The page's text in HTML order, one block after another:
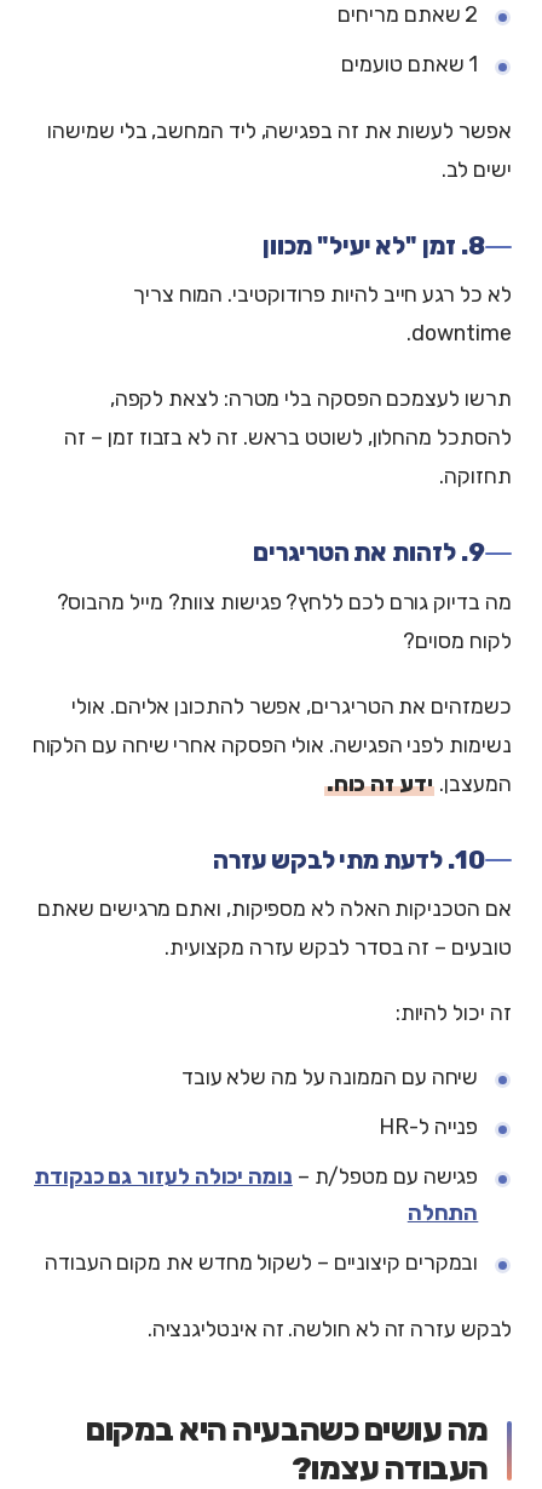
2 שאתם מריחים
1 שאתם טועמים
אפשר לעשות את זה בפגישה, ליד המחשב, בלי שמישהו
ישים לב.
8. זמן "לא יעיל" מכוון
לא כל רגע חייב להיות פרודוקטיבי. המוח צריך
downtime.
תרשו לעצמכם הפסקה בלי מטרה: לצאת לקפה,
להסתכל מהחלון, לשוטט בראש. זה לא בזבוז זמן – זה
תחזוקה.
9. לזהות את הטריגרים
מה בדיוק גורם לכם ללחץ? פגישות צוות? מייל מהבוס?
לקוח מסוים?
כשמזהים את הטריגרים, אפשר להתכונן אליהם. אולי
נשימות לפני הפגישה. אולי הפסקה אחרי שיחה עם הלקוח
המעצבן. ידע זה כוח.
10. לדעת מתי לבקש עזרה
אם הטכניקות האלה לא מספיקות, ואתם מרגישים שאתם
טובעים – זה בסדר לבקש עזרה מקצועית.
זה יכול להיות:
שיחה עם הממונה על מה שלא עובד
פנייה ל-HR
פגישה עם מטפל/ת – נומה יכולה לעזור גם כנקודת
התחלה
ובמקרים קיצוניים – לשקול מחדש את מקום העבודה
לבקש עזרה זה לא חולשה. זה אינטליגנציה.
מה עושים כשהבעיה היא במקום
העבודה עצמו?